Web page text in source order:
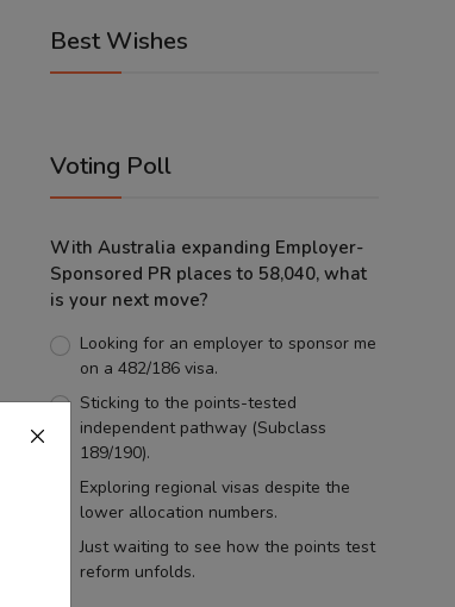
Best Wishes
Voting Poll
With Australia expanding Employer-
Sponsored PR places to 58,040, what
is your next move?
Looking for an employer to sponsor me
on a 482/186 visa.
Sticking to the points-tested
independent pathway (Subclass
189/190).
Exploring regional visas despite the
lower allocation numbers.
Just waiting to see how the points test
reform unfolds.